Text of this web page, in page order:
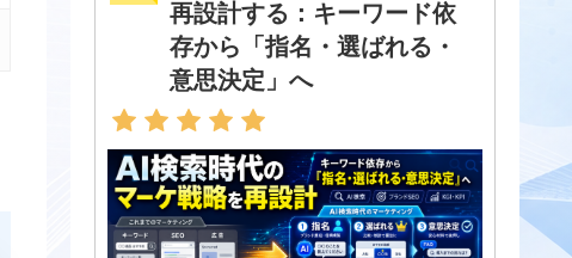
再設計する：キーワード依
存から「指名・選ばれる・
意思決定」へ